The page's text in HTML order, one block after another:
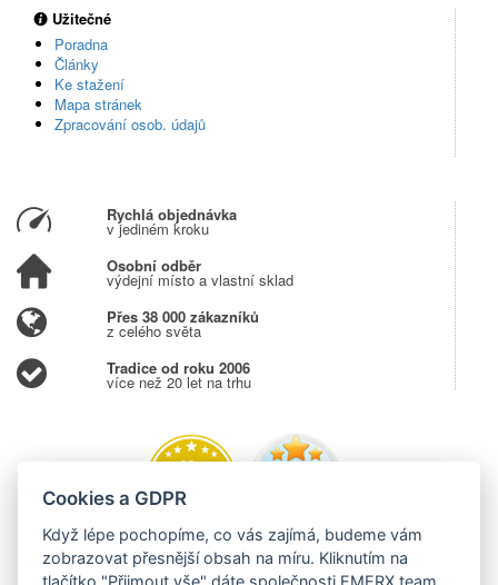
Užitečné
Poradna
Články
Ke stažení
Mapa stránek
Zpracování osob. údajů
Rychlá objednávka
v jediném kroku
Osobní odběr
výdejní místo a vlastní sklad
Přes 38 000 zákazníků
z celého světa
Tradice od roku 2006
více než 20 let na trhu
Cookies a GDPR
Když lépe pochopíme, co vás zajímá, budeme vám
zobrazovat přesnější obsah na míru. Kliknutím na
tlačítko "Přijmout vše" dáte společnosti EMERX team